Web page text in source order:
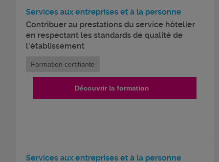
Services aux entreprises et à la personne
Contribuer au prestations du service hôtelier
en respectant les standards de qualité de
l'établissement
Formation certifiante
Découvrir la formation
Services aux entreprises et à la personne